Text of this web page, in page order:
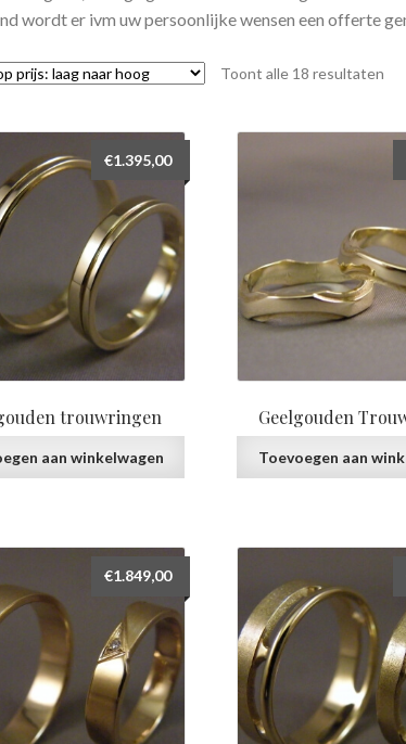
wordt er ivm uw persoonlijke wensen een offerte
Toont alle 18 resultaten
trouwringen
€1.395,00
aan winkelwagen
Geelgouden
Toevoegen aan
€1.849,00